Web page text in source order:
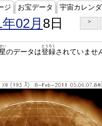
ジ お宝データ 宇宙カレン
02月 8日 >
い
のデータは登録
とうろく
されていませ